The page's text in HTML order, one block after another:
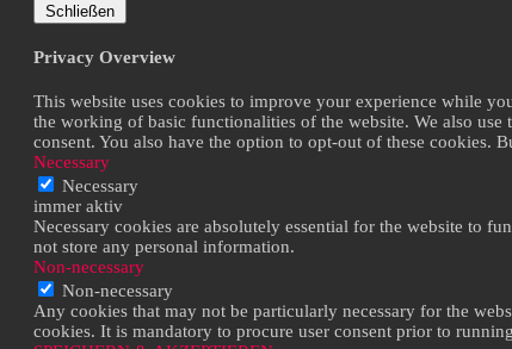
Schließen
Privacy Overview
This website uses cookies to improve your experience while
the working of basic functionalities of the website. We also
consent. You also have the option to opt-out of these cookies.
Necessary
Necessary
immer aktiv
Necessary cookies are absolutely essential for the website to
not store any personal information.
Non-necessary
Non-necessary
Any cookies that may not be particularly necessary for the
cookies. It is mandatory to procure user consent prior to